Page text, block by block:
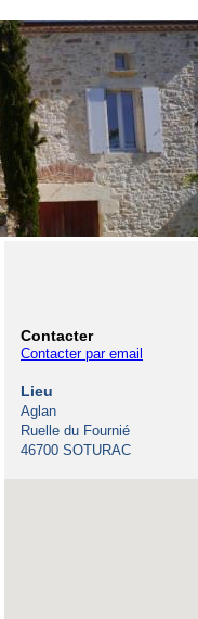
Contacter
Contacter par email
Lieu
Aglan
Ruelle du Fournié
46700 SOTURAC